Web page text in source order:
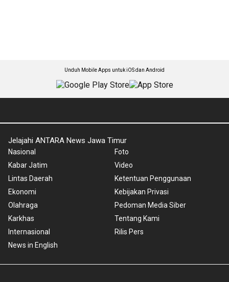
Unduh Mobile Apps untuk iOS dan Android
Jelajahi ANTARA News Jawa Timur
Nasional
Kabar Jatim
Lintas Daerah
Ekonomi
Olahraga
Karkhas
Internasional
News in English
Foto
Video
Ketentuan Penggunaan
Kebijakan Privasi
Pedoman Media Siber
Tentang Kami
Rilis Pers